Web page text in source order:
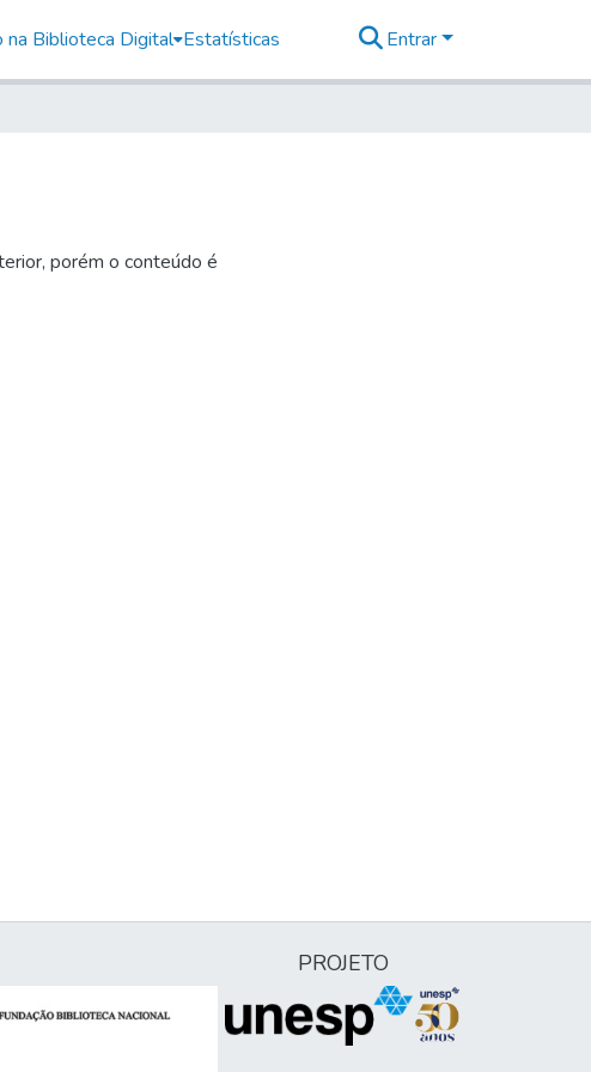
na Biblioteca Digital Estatísticas Entrar
porém o conteúdo é
PROJETO